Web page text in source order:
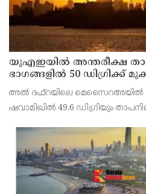
യുഎഇയില്‍ അന്തരീക്ഷ
ഭാഗങ്ങളില്‍ 50 ഡിഗ്രിക്ക്
അല്‍ ദഫ്റയിലെ മെസൈറഅയില്‍
ഷവാമിഖില്‍ 49.6 ഡിഗ്രിയും
വന്‍ തോതില്‍ ചൂട് അനുഭവപ്പെട്ടത്.